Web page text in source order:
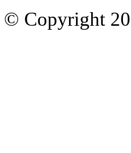
© Copyright